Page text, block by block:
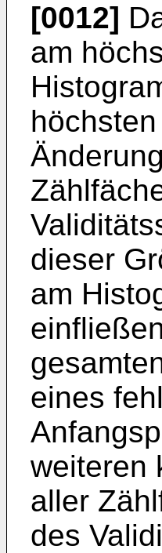
[0012]
am
dieser
am
eines
weiteren
aller
des